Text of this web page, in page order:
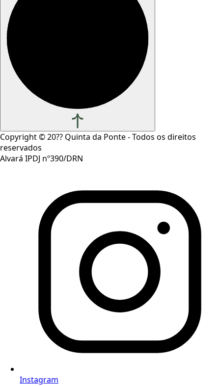
Copyright ©20?? Quinta da Ponte - Todos os direitos
reservados
Alvará IPDJ nº390/DRN
Instagram